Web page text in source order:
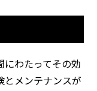
わたってその効
とメンテナンスが